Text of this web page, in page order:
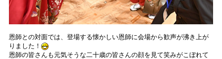
恩師との対面では、登場する懐かしい恩師に会場から歓声が沸き上が
りました！
恩師の皆さんも元気そうな二十歳の皆さんの顔を見て笑みがこぼれて